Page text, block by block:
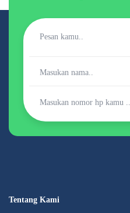
Tentang Kami